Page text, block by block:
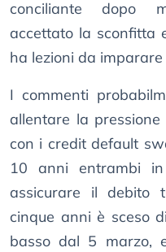
conciliante dopo
accettato la sconfitta
ha lezioni da
I commenti
allentare la
con i credit default
10 anni entrambi
assicurare il debito
cinque anni è sceso
basso dal 5 marzo,